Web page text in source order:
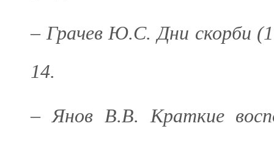
– Грачев Ю.С. Дни скорби
14.
– Янов В.В. Краткие